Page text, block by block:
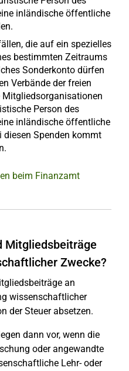
inländische öffentliche
die auf ein spezielles
bestimmten Zeitraums
Sonderkonto dürfen
Verbände der freien
Person des
inländische öffentliche
diesen Spenden kommt
beim Finanzamt
Mitgliedsbeiträge
Zwecke?
an
wissenschaftlicher
der Steuer absetzen.
dann vor, wenn die
oder angewandte
Lehr- oder